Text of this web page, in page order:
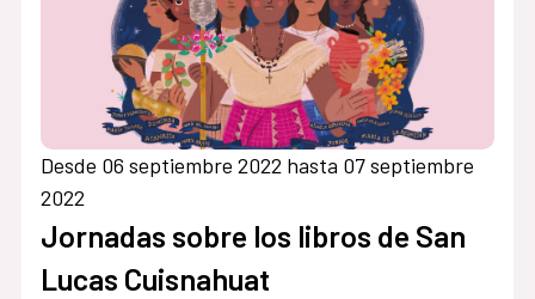
Desde 06 septiembre 2022 hasta 07 septiembre
2022
Jornadas sobre los libros de San
Lucas Cuisnahuat